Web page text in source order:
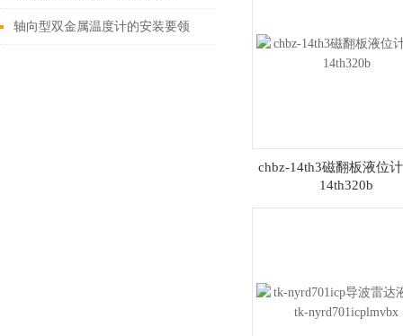
轴向型双金属温度计的安装要领
chbz-14th3磁翻板液位
14th320b